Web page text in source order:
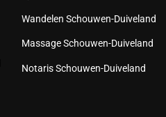
Wandelen Schouwen-Duiveland
Massage Schouwen-Duiveland
Notaris Schouwen-Duiveland